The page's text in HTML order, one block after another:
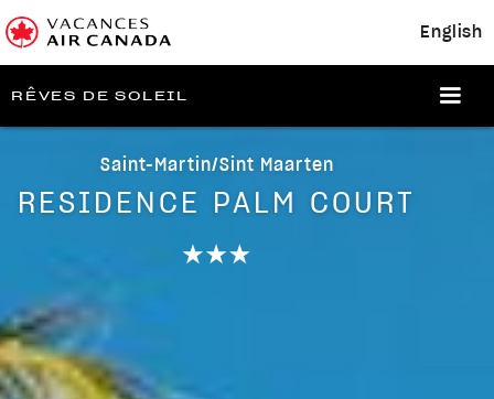
English
RÊVES DE SOLEIL
Saint-Martin/Sint Maarten
RESIDENCE PALM COURT